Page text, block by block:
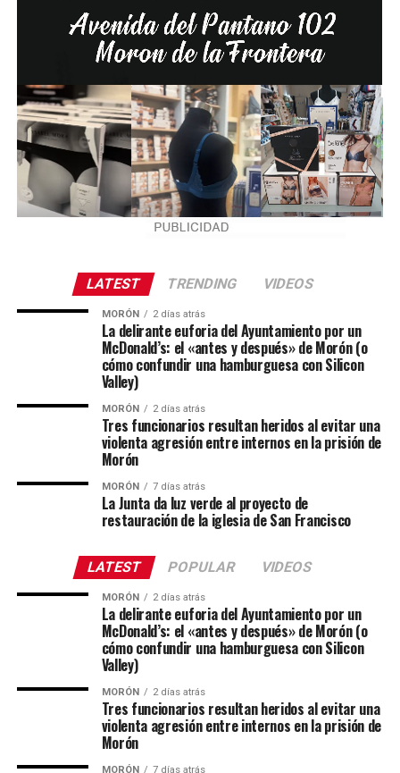
LATEST TRENDING VIDEOS
MORÓN 2 días atrás
La delirante euforia del Ayuntamiento por un
McDonald’s: el «antes y después» de Morón (o
cómo confundir una hamburguesa con Silicon
Valley)
MORÓN 2 días atrás
Tres funcionarios resultan heridos al evitar una
violenta agresión entre internos en la prisión de
Morón
MORÓN 7 días atrás
La Junta da luz verde al proyecto de
restauración de la iglesia de San Francisco
LATEST POPULAR VIDEOS
MORÓN 2 días atrás
La delirante euforia del Ayuntamiento por un
McDonald’s: el «antes y después» de Morón (o
cómo confundir una hamburguesa con Silicon
Valley)
MORÓN 2 días atrás
Tres funcionarios resultan heridos al evitar una
violenta agresión entre internos en la prisión de
Morón
MORÓN 7 días atrás